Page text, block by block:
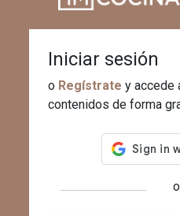
Iniciar sesión
o Regístrate y accede
contenidos de forma
o